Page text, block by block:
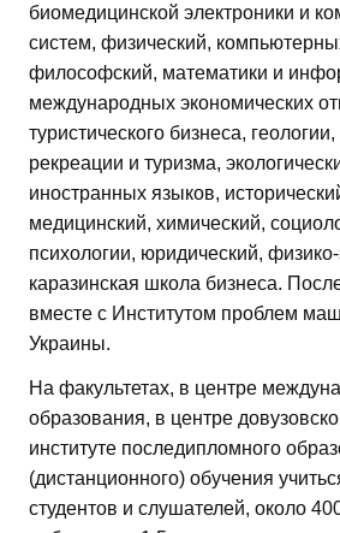
биомедицинской электроники и
систем, физический,
философский, математики и
международных экономических
туристического бизнеса,
рекреации и туризма,
иностранных языков,
медицинский, химический,
психологии, юридический, физико-
каразинская школа бизнеса.
вместе с Институтом проблем
Украины.
На факультетах, в центре
образования, в центре
институте последипломного
(дистанционного) обучения
студентов и слушателей, около